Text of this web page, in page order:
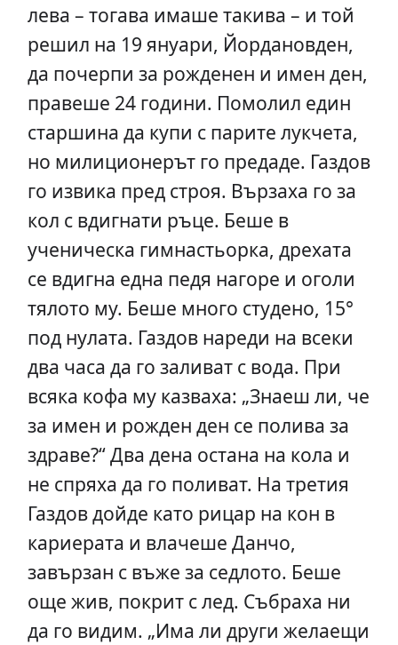
лева – тогава имаше такива – и той
решил на 19 януари, Йордановден,
да почерпи за рожденен и имен ден,
правеше 24 години. Помолил един
старшина да купи с парите лукчета,
но милиционерът го предаде. Газдов
го извика пред строя. Вързаха го за
кол с вдигнати ръце. Беше в
ученическа гимнастьорка, дрехата
се вдигна една педя нагоре и оголи
тялото му. Беше много студено, 15°
под нулата. Газдов нареди на всеки
два часа да го заливат с вода. При
всяка кофа му казваха: „Знаеш ли, че
за имен и рожден ден се полива за
здраве?“ Два дена остана на кола и
не спряха да го поливат. На третия
Газдов дойде като рицар на кон в
кариерата и влачеше Данчо,
завързан с въже за седлото. Беше
още жив, покрит с лед. Събраха ни
да го видим. „Има ли други желаещи